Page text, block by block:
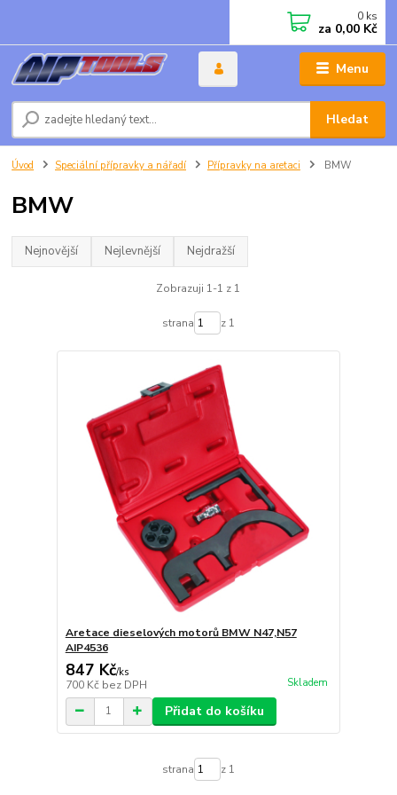
Menu
Hledat
0 ks
za 0,00 Kč
Úvod Speciální přípravky a nářadí Přípravky na aretaci BMW
BMW
Nejnovější Nejlevnější Nejdražší
Zobrazuji 1-1 z 1
strana z 1
Aretace dieselových motorů BMW N47,N57
AIP4536
847 Kč/ks
700 Kč bez DPH Skladem
Přidat do košíku
strana z 1